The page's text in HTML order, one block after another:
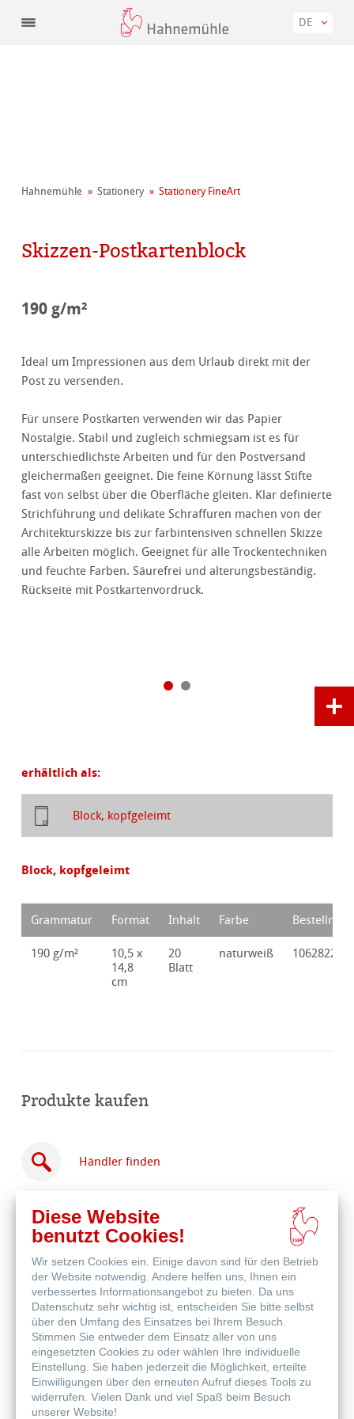
DE
Hahnemühle Stationery Stationery FineArt
Skizzen-Postkartenblock
190 g/m²
Ideal um Impressionen aus dem Urlaub direkt mit der
Post zu versenden.
Für unsere Postkarten verwenden wir das Papier
Nostalgie. Stabil und zugleich schmiegsam ist es für
unterschiedlichste Arbeiten und für den Postversand
gleichermaßen geeignet. Die feine Körnung lässt Stifte
fast von selbst über die Oberfläche gleiten. Klar definierte
Strichführung und delikate Schraffuren machen von der
Architekturskizze bis zur farbintensiven schnellen Skizze
alle Arbeiten möglich. Geeignet für alle Trockentechniken
und feuchte Farben. Säurefrei und alterungsbeständig.
Rückseite mit Postkartenvordruck.
erhältlich als:
Block, kopfgeleimt
Block, kopfgeleimt
Grammatur Format Inhalt Farbe Bestellnr.
190 g/m²
10,5 x
14,8
cm
20
Blatt
naturweiß 10628220
Produkte kaufen
Händler finden
Online
kaufen
Weitere Produkte
Diese Website
benutzt Cookies!
Wir setzen Cookies ein. Einige davon sind für den Betrieb
der Website notwendig. Andere helfen uns, Ihnen ein
verbessertes Informationsangebot zu bieten. Da uns
Datenschutz sehr wichtig ist, entscheiden Sie bitte selbst
über den Umfang des Einsatzes bei Ihrem Besuch.
Stimmen Sie entweder dem Einsatz aller von uns
eingesetzten Cookies zu oder wählen Ihre individuelle
Einstellung. Sie haben jederzeit die Möglichkeit, erteilte
Einwilligungen über den erneuten Aufruf dieses Tools zu
widerrufen. Vielen Dank und viel Spaß beim Besuch
unserer Website!